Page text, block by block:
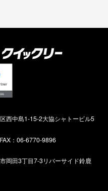
西中島1-15-2大協シャトービル5
：06-6770-9896
岡田3丁目7-3リバーサイド鈴鹿